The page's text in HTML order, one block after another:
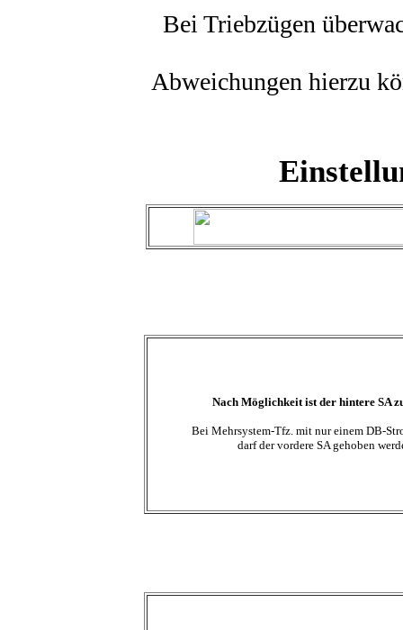
Bei Triebzügen
Abweichungen hierzu
Nach Möglichkeit ist der hintere SA
Bei Mehrsystem-Tfz. mit nur einem DB-
darf der vordere SA gehoben